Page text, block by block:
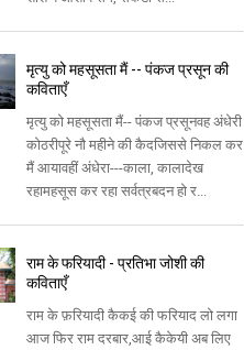
मृत्यु को महसूसता मैं -- पंकज प्रसून की
कविताएँ
मृत्यु को महसूसता मैं-- पंकज प्रसूनवह अंधेरी
कोठरीपूरे नौ महीने की कैदजिससे निकल कर
मैं आयावहीं अंधेरा---काला, कालादेख
रहामहसूस कर रहा सर्वत्रबदन हो र...
राम के फरियादी - प्रतिभा जोशी की
कविताएँ
राम के फ़रियादी कैकई की फरियाद लो लगा
आज फिर राम दरबार,आई कैकेयी अब लिए